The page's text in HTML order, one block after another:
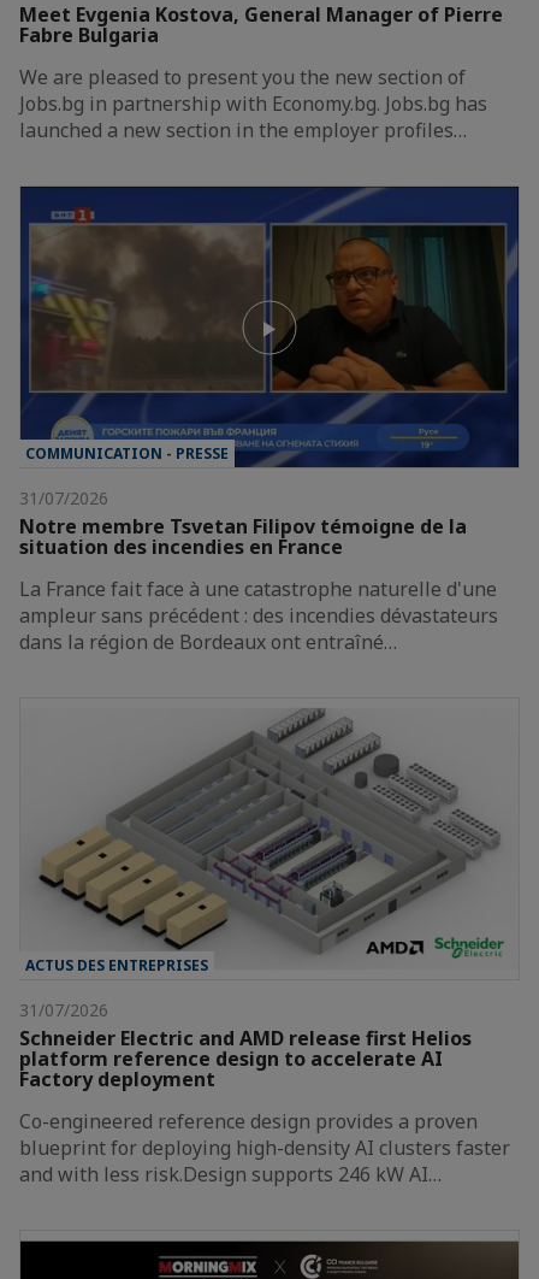
Meet Evgenia Kostova, General Manager of Pierre
Fabre Bulgaria
We are pleased to present you the new section of
Jobs.bg in partnership with Economy.bg. Jobs.bg has
launched a new section in the employer profiles…
COMMUNICATION - PRESSE
31/07/2026
Notre membre Tsvetan Filipov témoigne de la
situation des incendies en France
La France fait face à une catastrophe naturelle d'une
ampleur sans précédent : des incendies dévastateurs
dans la région de Bordeaux ont entraîné…
ACTUS DES ENTREPRISES
31/07/2026
Schneider Electric and AMD release first Helios
platform reference design to accelerate AI
Factory deployment
Co-engineered reference design provides a proven
blueprint for deploying high-density AI clusters faster
and with less risk.Design supports 246 kW AI…